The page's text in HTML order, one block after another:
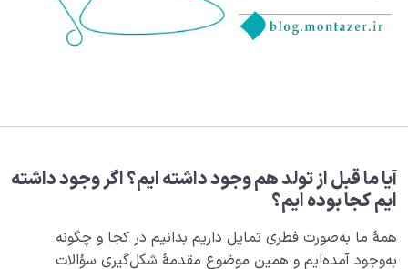
انسان چه چیزی نیست؟
هدف خلقت و جایگاه انسان 0/7
هدف از آفرینش جهان چیست؛ ما در این جهان چه
جایگاهی داریم؟
چرا به دنیا آمدم؟ | هدف خدا از خلقت انسان چه بوده؟
آیا ما قبل از تولد هم وجود داشته ایم؟ اگر وجود داشته
ایم کجا بوده ایم؟
همۀ ما به‌صورت فطری تمایل داریم بدانیم در کجا و چگونه
به‌وجود آمده‌ایم و همین موضوع مقدمۀ شکل‌گیری سؤالات